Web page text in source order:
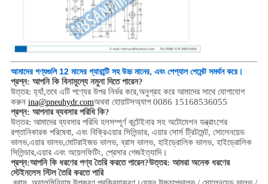
আমাদের পণ্যগুলি 12 মাসের গ্যারান্টি সহ উচ্চ মানের, এবং পেপ্যাল ​​পেমেন্ট সমর্থন করে।
প্রশ্ন: আপনি কি বিনামূল্যে নমুনা দিতে পারেন?
উত্তর: হ্যাঁ,তবে এটি পণ্যের উপর নির্ভর করে,অনুগ্রহ করে আমাদের সাথে যোগাযোগ
করুন ina@pneuhydr.comঅথবা হোয়াটসঅ্যাপ 0086 15168536055
প্রশ্ন: আপনার ব্যবসার পরিধি কি?
উত্তর: আমাদের ব্যবসার পরিধি হলসম্পূর্ণ কন্টেইনার সহ অটোমেশন যন্ত্রাংশের
রপ্তানিকারক পরিষেবা, এবং বিক্রিএয়ার সিলিন্ডার, এয়ার সোর্স ট্রিটমেন্ট, সোলেনয়েড
ভালভ,এয়ার ভালভ,মোটরাইজড ভালভ,ব্রাস ভালভ, হাইড্রোলিক ভালভ, হাইড্রোলিক
সিলিন্ডার,এয়ার এবং অয়েলফিটিং, প্রেসার গেজইত্যাদি।
প্রশ্ন:আপনি কি ধরণের পণ্য তৈরি করতে পারেন?উত্তর: আমরা অনেক ধরণের
স্টেইনলেস স্টিল তৈরি করতে পারি